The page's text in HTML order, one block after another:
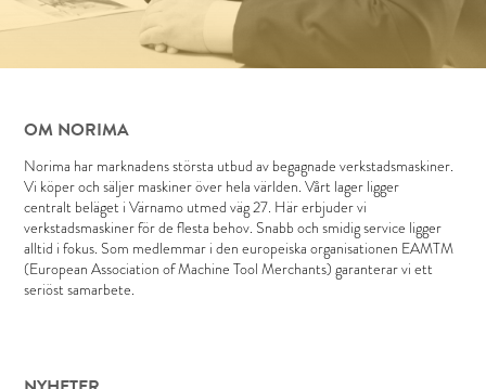
OM NORIMA
Norima har marknadens största utbud av begagnade verkstadsmaskiner.
Vi köper och säljer maskiner över hela världen. Vårt lager ligger
centralt beläget i Värnamo utmed väg 27. Här erbjuder vi
verkstadsmaskiner för de flesta behov. Snabb och smidig service ligger
alltid i fokus. Som medlemmar i den europeiska organisationen EAMTM
(European Association of Machine Tool Merchants) garanterar vi ett
seriöst samarbete.